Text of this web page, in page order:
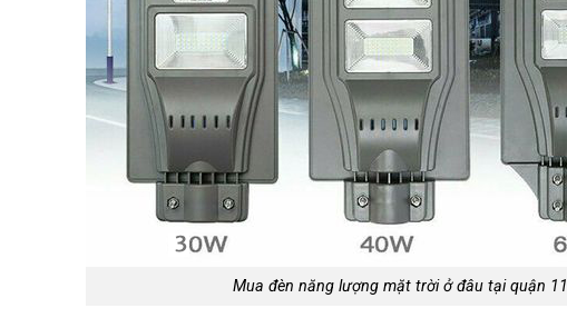
Mua đèn năng lượng mặt trời ở đâu tại quận 11